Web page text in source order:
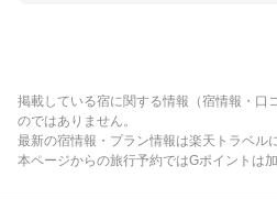
掲載している宿に関する情報（宿情報・口
のではありません。
最新の宿情報・プラン情報は楽天トラベル
本ページからの旅行予約ではGポイントは加